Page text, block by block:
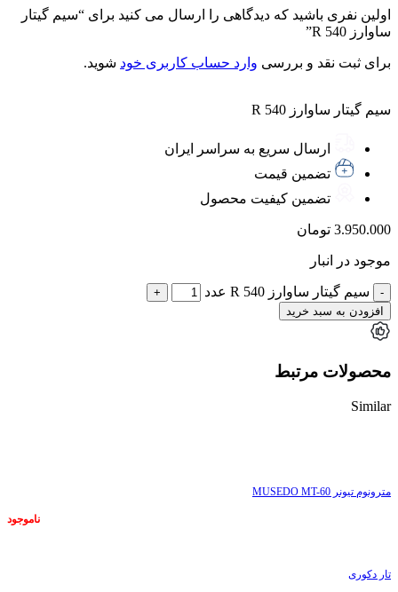
اولین نفری باشید که دیدگاهی را ارسال می کنید برای “سیم گیتار
ساوارز 540 R”
برای ثبت نقد و بررسی وارد حساب کاربری خود شوید.
سیم گیتار ساوارز 540 R
ارسال سریع به سراسر ایران
تضمین قیمت
تضمین کیفیت محصول
3.950.000 تومان
موجود در انبار
سیم گیتار ساوارز 540 R عدد
افزودن به سبد خرید
محصولات مرتبط
Similar
مترونوم تیونر MUSEDO MT-60
ناموجود
تار دکوری